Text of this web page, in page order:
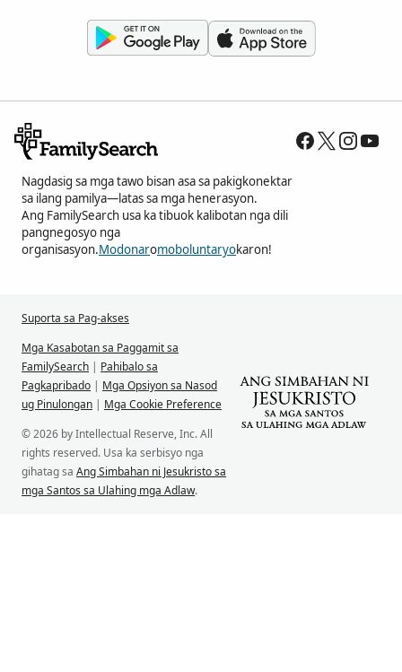
Nagdasig sa mga tawo bisan asa sa pakigkonektar
sa ilang pamilya—latas sa mga henerasyon.
Ang FamilySearch usa ka tibuok kalibotan nga dili
pangnegosyo nga
organisasyon.Modonaromoboluntaryokaron!
Suporta sa Pag-akses
Mga Kasabotan sa Paggamit sa
FamilySearch | Pahibalo sa
Pagkapribado | Mga Opsiyon sa Nasod
ug Pinulongan | Mga Cookie Preference
© 2026 by Intellectual Reserve, Inc. All
rights reserved. Usa ka serbisyo nga
gihatag sa Ang Simbahan ni Jesukristo sa
mga Santos sa Ulahing mga Adlaw.